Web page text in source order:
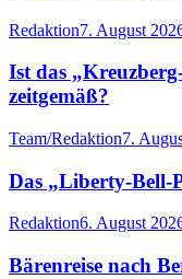
Redaktion7. August
Ist das
zeitgemäß?
Team/Redaktion7.
Das „Liberty-
Redaktion6. August
Bärenreise nach